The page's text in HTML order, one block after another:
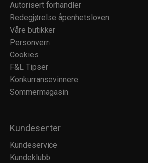
Autorisert forhandler
Redegjørelse åpenhetsloven
Våre butikker
Personvern
Cookies
F&L Tipser
Konkurransevinnere
Sommermagasin
Kundesenter
Kundeservice
Kundeklubb